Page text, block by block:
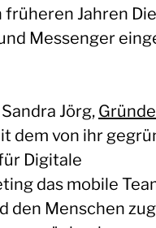
Jahren
Messenger
Jörg,
dem von ihr
Digitale
das mobile
den Menschen